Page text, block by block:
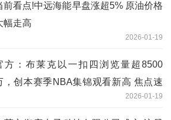
前看点!中远海能早盘涨超5% 原油价格
幅走高
2026-01-19
方：布莱克以一扣四浏览量超8500
，创本赛季NBA集锦观看新高 焦点速
2026-01-19